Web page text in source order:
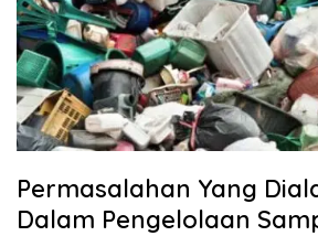
Permasalahan Yang
Dalam Pengelolaan